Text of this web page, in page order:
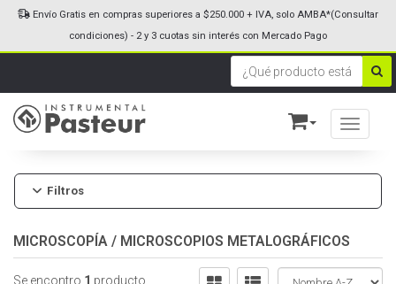
Toggle
Envío Gratis en compras superiores a $250.000 + IVA, solo AMBA*(Consultar
condiciones) - 2 y 3 cuotas sin interés con Mercado Pago
Filtros
MICROSCOPÍA / MICROSCOPIOS METALOGRÁFICOS
Se encontro 1 producto